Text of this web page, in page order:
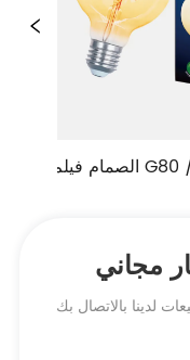
الصمام فيلم G80 / G95 / G125
مجاني
لدينا بالاتصال بك